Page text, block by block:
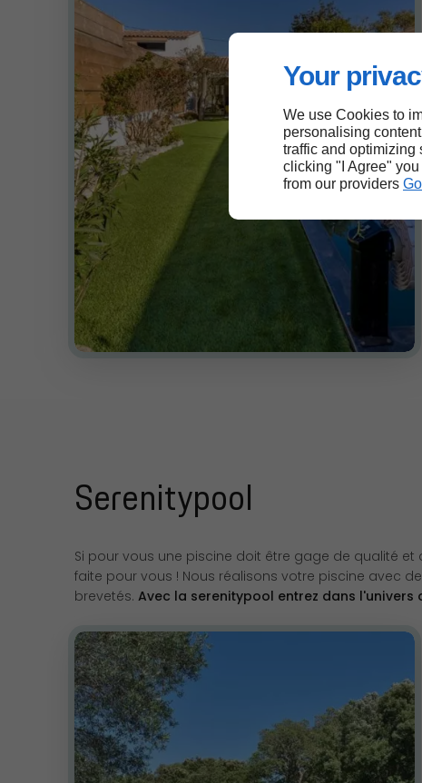
Your
We use Cookies to
personalising
traffic and optimizing
clicking "I Agree"
from our providers
Serenitypool
Si pour vous une piscine doit être gage de qualité et
faite pour vous ! Nous réalisons votre piscine avec
brevetés. Avec la serenitypool entrez dans